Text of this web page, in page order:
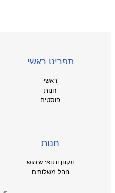
תפריט ראשי
ראשי
חנות
פוסטים
חנות
תקנון ותנאי שימוש
נוהל משלוחים